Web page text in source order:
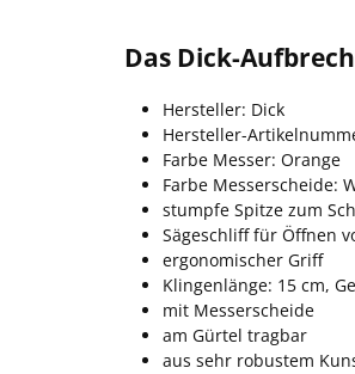
Das Dick-
Hersteller: Dick
Hersteller-
Farbe Messer: Orange
Farbe Messerscheide:
stumpfe Spitze zum
Sägeschliff für Öffnen
ergonomischer Griff
Klingenlänge: 15 cm,
mit Messerscheide
am Gürtel tragbar
aus sehr robustem